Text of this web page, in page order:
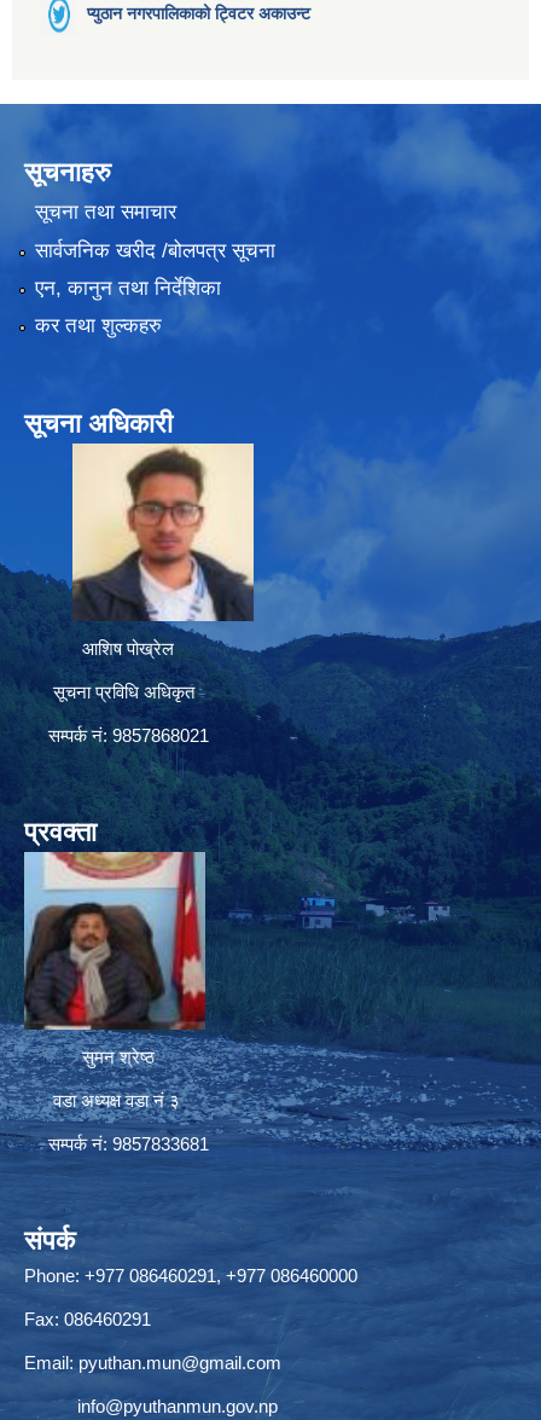
प्युठान नगरपालिकाको ट्विटर अकाउन्ट
सूचनाहरु
सूचना तथा समाचार
सार्वजनिक खरीद /बोलपत्र सूचना
एन, कानुन तथा निर्देशिका
कर तथा शुल्कहरु
सूचना अधिकारी
आशिष पोख्रेल
सूचना प्रविधि अधिकृत
सम्पर्क नं: 9857868021
प्रवक्ता
सुमन श्रेष्ठ
वडा अध्यक्ष वडा नं ३
सम्पर्क नं: 9857833681
संपर्क
Phone: +977 086460291, +977 086460000
Fax: 086460291
Email: pyuthan.mun@gmail.com
info@pyuthanmun.gov.np